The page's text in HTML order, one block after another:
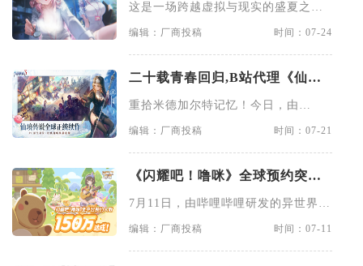
这是一场跨越虚拟与现实的盛夏之
编辑：厂商投稿 时间：07-24
二十载青春回归,B站代理《仙境
启招募
重拾米德加尔特记忆！今日，由
编辑：厂商投稿 时间：07-21
《闪耀吧！噜咪》全球预约突破
7月11日，由哔哩哔哩研发的异世界捉
编辑：厂商投稿 时间：07-11